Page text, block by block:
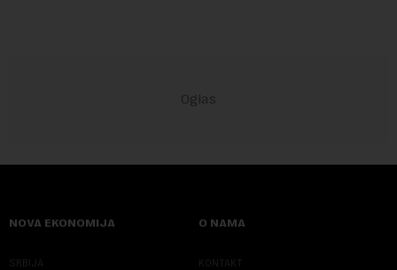
NOVA EKONOMIJA
SRBIJA
O NAMA
KONTAKT